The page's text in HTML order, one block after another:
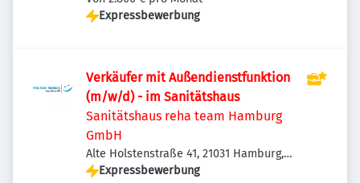
Expressbewerbung
Verkäufer mit Außendienstfunktion
(m/w/d) - im Sanitätshaus
Sanitätshaus reha team Hamburg
GmbH
Alte Holstenstraße 41, 21031 Hamburg,
Deutschland
Expressbewerbung